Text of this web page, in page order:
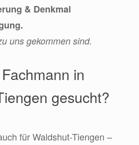
& Denkmal
uns gekommen sind.
in
gesucht?
für Waldshut-Tiengen –